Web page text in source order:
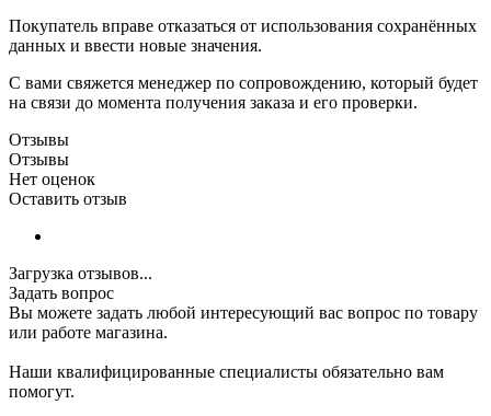
Покупатель вправе отказаться от использования сохранённых
данных и ввести новые значения.
С вами свяжется менеджер по сопровождению, который будет
на связи до момента получения заказа и его проверки.
Отзывы
Отзывы
Нет оценок
Оставить отзыв
Загрузка отзывов...
Задать вопрос
Вы можете задать любой интересующий вас вопрос по товару
или работе магазина.
Наши квалифицированные специалисты обязательно вам
помогут.